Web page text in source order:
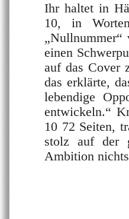
Ihr haltet in
10, in
„Nullnummer“
einen
auf das Cover
das erklärte,
lebendige
entwickeln.“
10 72 Seiten,
stolz auf der
Ambition